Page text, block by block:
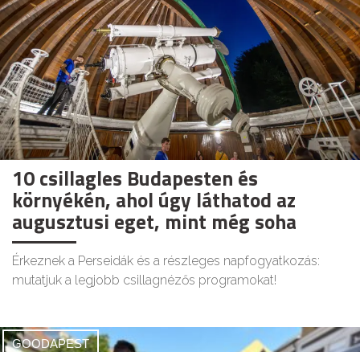
10 csillagles Budapesten és
környékén, ahol úgy láthatod az
augusztusi eget, mint még soha
Érkeznek a Perseidák és a részleges napfogyatkozás:
mutatjuk a legjobb csillagnézős programokat!
GOODAPEST